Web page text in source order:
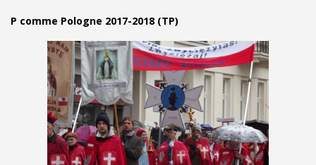
P comme Pologne 2017-2018 (TP)